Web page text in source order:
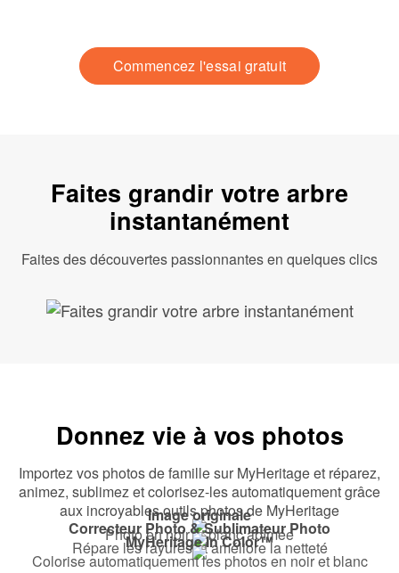
Commencez l'essai gratuit
Faites grandir votre arbre
instantanément
Faites des découvertes passionnantes en quelques clics
Donnez vie à vos photos
Importez vos photos de famille sur MyHeritage et réparez,
animez, sublimez et colorisez-les automatiquement grâce
aux incroyables outils photos de MyHeritage
Image originale
Photo en noir et blanc abîmée
Correcteur Photo & Sublimateur Photo
Répare les rayures et améliore la netteté
MyHeritage In Color™
Colorise automatiquement les photos en noir et blanc